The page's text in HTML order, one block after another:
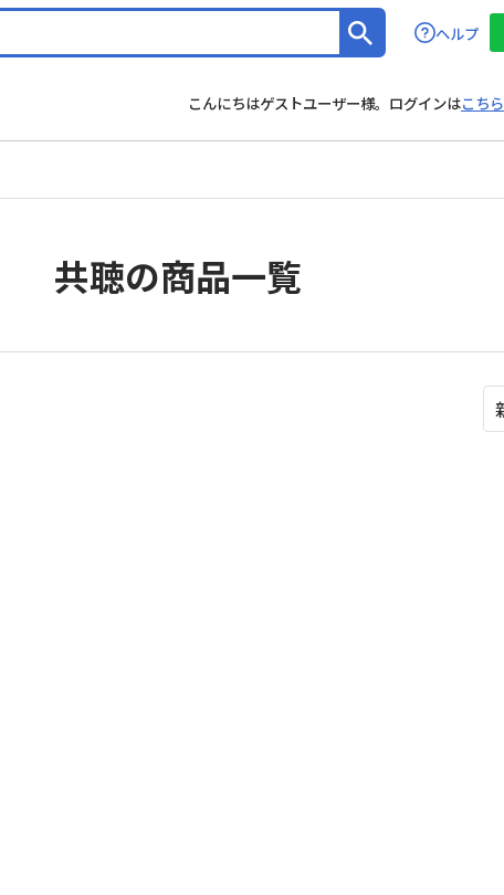
ヘルプ
こんにちはゲストユーザー様。ログインはこちら
共聴の商品一覧